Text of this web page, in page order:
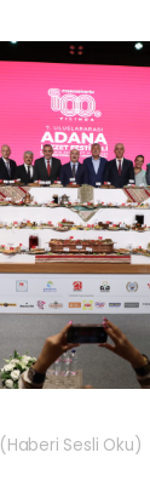
(Haberi Sesli Oku)